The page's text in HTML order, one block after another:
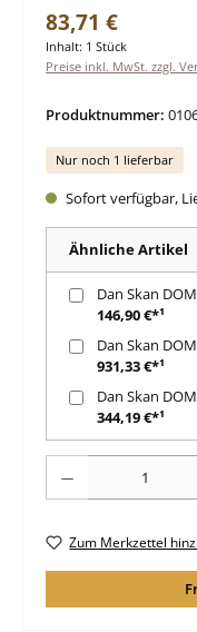
Regulärer Preis:
83,71 €
Inhalt: 1 Stück
Preise inkl. MwSt. zzgl.
Produktnummer:
Nur noch 1 lieferbar
Sofort verfügbar,
Ähnliche Artikel
Dan Skan
146,90 €*¹
Dan Skan
931,33 €*¹
Dan Skan
344,19 €*¹
Zum Merkzettel